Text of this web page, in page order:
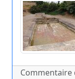
Commentaire